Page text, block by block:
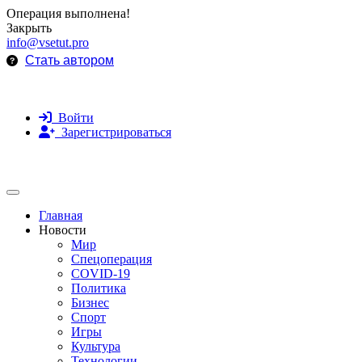
Операция выполнена!
Закрыть
info@vsetut.pro
Стать автором
Войти
Зарегистрироваться
Toggle navigation
Главная
Новости
Мир
Спецоперация
COVID-19
Политика
Бизнес
Спорт
Игры
Культура